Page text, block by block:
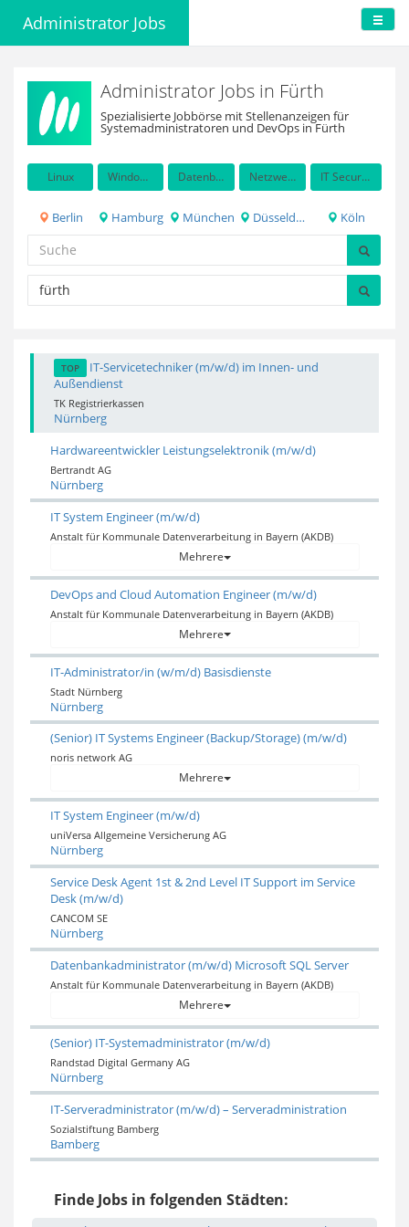
Administrator Jobs
Administrator Jobs in Fürth
Spezialisierte Jobbörse mit Stellenanzeigen für
Systemadministratoren und DevOps in Fürth
Linux Windows Server Datenbanken Netzwerkadministration IT Security / Auditing
Berlin Hamburg München Düsseldorf Köln
TOP
IT-Servicetechniker (m/w/d) im Innen- und
Außendienst
TK Registrierkassen
Nürnberg
Hardwareentwickler Leistungselektronik (m/w/d)
Bertrandt AG
Nürnberg
IT System Engineer (m/w/d)
Anstalt für Kommunale Datenverarbeitung in Bayern (AKDB)
Mehrere
DevOps and Cloud Automation Engineer (m/w/d)
Anstalt für Kommunale Datenverarbeitung in Bayern (AKDB)
Mehrere
IT-Administrator/in (w/m/d) Basisdienste
Stadt Nürnberg
Nürnberg
(Senior) IT Systems Engineer (Backup/Storage) (m/w/d)
noris network AG
Mehrere
IT System Engineer (m/w/d)
uniVersa Allgemeine Versicherung AG
Nürnberg
Service Desk Agent 1st & 2nd Level IT Support im Service
Desk (m/w/d)
CANCOM SE
Nürnberg
Datenbankadministrator (m/w/d) Microsoft SQL Server
Anstalt für Kommunale Datenverarbeitung in Bayern (AKDB)
Mehrere
(Senior) IT-Systemadministrator (m/w/d)
Randstad Digital Germany AG
Nürnberg
IT-Serveradministrator (m/w/d) – Serveradministration
Sozialstiftung Bamberg
Bamberg
Finde Jobs in folgenden Städten: